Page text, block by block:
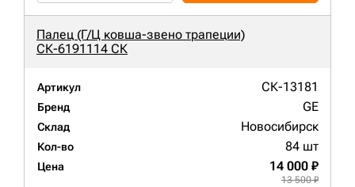
Палец (Г/Ц ковша-звено трапеции)
СК-6191114 СК
Артикул СК-13181
Бренд GE
Склад Новосибирск
Кол-во 84 шт
Цена 14 000 ₽
13 500 ₽